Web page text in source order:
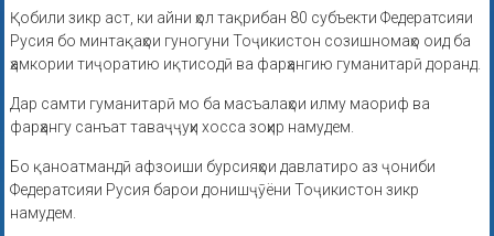
Қобили зикр аст, ки айни ҳол тақрибан 80 субъекти Федератсияи
Русия бо минтақаҳои гуногуни Тоҷикистон созишномаҳо оид ба
ҳамкории тиҷоратию иқтисодӣ ва фарҳангию гуманитарӣ доранд.
Дар самти гуманитарӣ мо ба масъалаҳои илму маориф ва
фарҳангу санъат таваҷҷуҳи хосса зоҳир намудем.
Бо қаноатмандӣ афзоиши бурсияҳои давлатиро аз ҷониби
Федератсияи Русия барои донишҷӯёни Тоҷикистон зикр
намудем.